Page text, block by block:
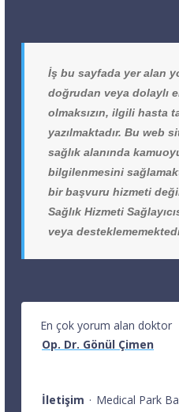
İş bu sayfada yer alan
doğrudan veya dolaylı
olmaksızın, ilgili hasta
yazılmaktadır. Bu web
sağlık alanında
bilgilenmesini
bir başvuru hizmeti
Sağlık Hizmeti
veya
En çok yorum alan doktor
Op. Dr. Gönül Çimen
İletişim · Medical Park